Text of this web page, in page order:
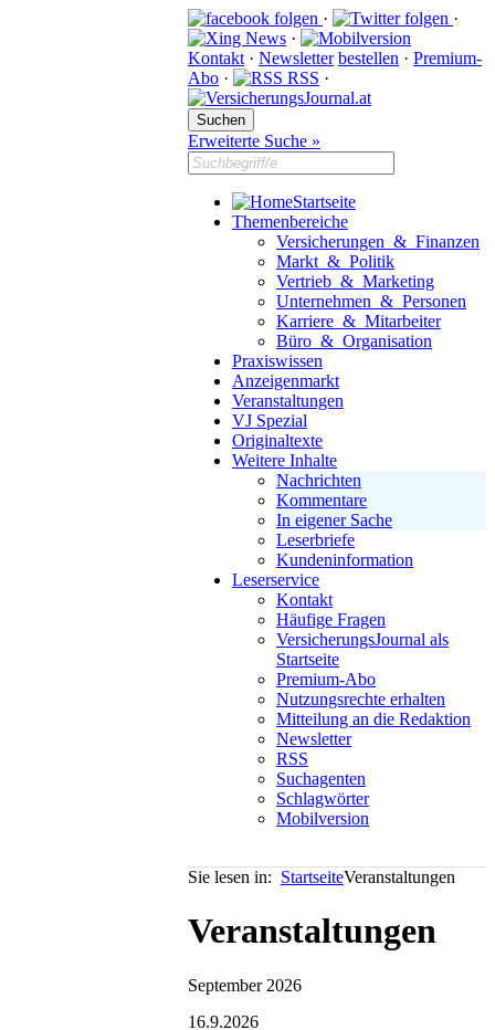
·
·
·
Kontakt · Newsletter bestellen · Premium-
Abo · RSS ·
Erweiterte Suche »
Startseite
Themenbereiche
Versicherungen & Finanzen
Markt & Politik
Vertrieb & Marketing
Unternehmen & Personen
Karriere & Mitarbeiter
Büro & Organisation
Praxiswissen
Anzeigenmarkt
Veranstaltungen
VJ Spezial
Originaltexte
Weitere Inhalte
Nachrichten
Kommentare
In eigener Sache
Leserbriefe
Kundeninformation
Leserservice
Kontakt
Häufige Fragen
VersicherungsJournal als
Startseite
Premium-Abo
Nutzungsrechte erhalten
Mitteilung an die Redaktion
Newsletter
RSS
Suchagenten
Schlagwörter
Mobilversion
Sie lesen in: StartseiteVeranstaltungen
Veranstaltungen
September 2026
16.9.2026